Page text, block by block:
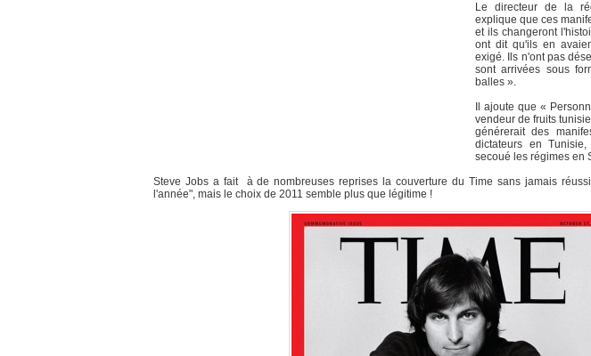
Le directeur de la
explique que ces
et ils changeront
ont dit qu'ils en
exigé. Ils n'ont pas
sont arrivées sous
balles ».
Il ajoute que «
vendeur de fruits
générerait des
dictateurs en
secoué les régimes en
Steve Jobs a fait à de nombreuses reprises la couverture du Time sans jamais
l'année", mais le choix de 2011 semble plus que légitime !